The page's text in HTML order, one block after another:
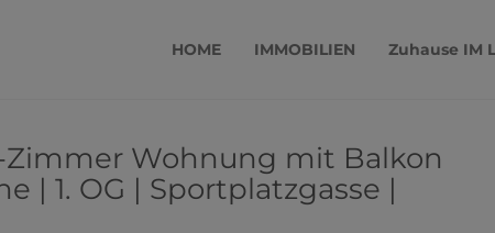
HOME IMMOBILIEN Zuhause IM
Wohnung mit Balkon
| 1. OG | Sportplatzgasse |